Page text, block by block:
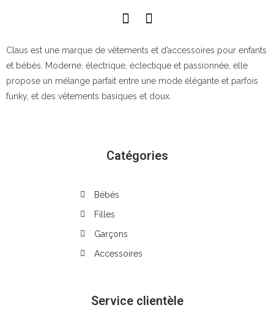
Claus est une marque de vêtements et d’accessoires pour enfants
et bébés. Moderne, électrique, éclectique et passionnée, elle
propose un mélange parfait entre une mode élégante et parfois
funky, et des vêtements basiques et doux.
Catégories
Bébés
Filles
Garçons
Accessoires
Service clientèle